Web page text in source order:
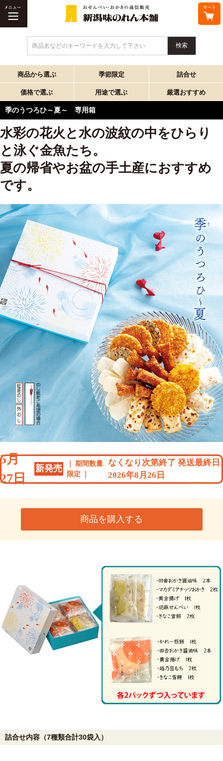
商品名などのキーワードを入力して下さい
商品から選ぶ 季節限定 詰合せ
価格で選ぶ 用途で選ぶ 厳選おすすめ
季のうつろひ～夏～ 専用箱
水彩の花火と水の波紋の中をひらり
と泳ぐ金魚たち。
夏の帰省やお盆の手土産におすすめ
です。
5月
27日
新発売
期間数量
限定
なくなり次第終了 発送最終日
2026年8月26日
商品を購入する
詰合せ内容（7種類合計30袋入）